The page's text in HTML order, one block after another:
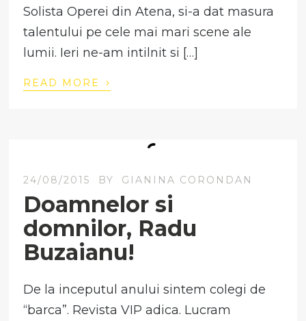
Solista Operei din Atena, si-a dat masura
talentului pe cele mai mari scene ale
lumii. Ieri ne-am intilnit si […]
READ MORE ›
24/08/2015 BY GIANINA CORONDAN
Doamnelor si
domnilor, Radu
Buzaianu!
De la inceputul anului sintem colegi de
“barca”. Revista VIP adica. Lucram